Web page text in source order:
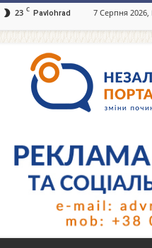
23 C Pavlohrad 7 Серпня 2026,